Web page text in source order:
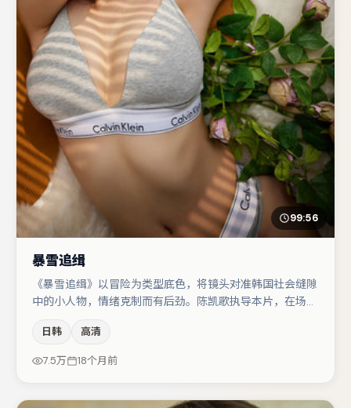
99:56
暴雪追缉
《暴雪追缉》以冒险为类型底色，将镜头对准韩国社会缝隙
中的小人物，情绪克制而有后劲。陈凯歌执导本片，在场面
歌与河正宇的对手戏构成全片情感锚点，朱一龙则以细节塑
造推动谜题层层揭开。若你偏爱强类型与清晰主线，这部作
品值得关注。
日韩 高清
7.5万 18个月前